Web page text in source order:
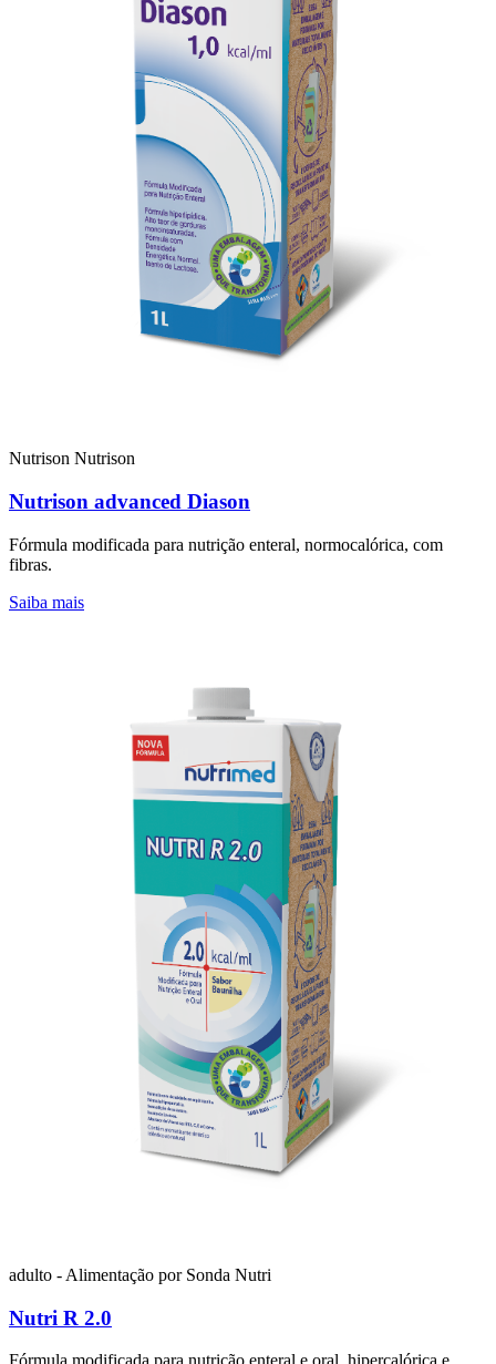
Nutrison Nutrison
Nutrison advanced Diason
Fórmula modificada para nutrição enteral, normocalórica, com
fibras.
Saiba mais
adulto - Alimentação por Sonda Nutri
Nutri R 2.0